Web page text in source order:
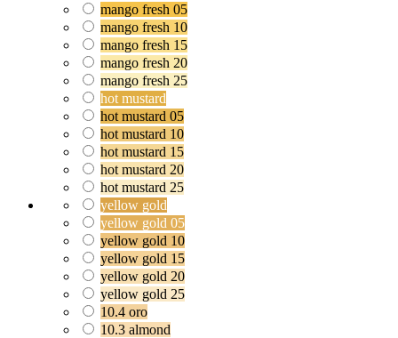
mango fresh 05
mango fresh 10
mango fresh 15
mango fresh 20
mango fresh 25
hot mustard
hot mustard 05
hot mustard 10
hot mustard 15
hot mustard 20
hot mustard 25
yellow gold
yellow gold 05
yellow gold 10
yellow gold 15
yellow gold 20
yellow gold 25
10.4 oro
10.3 almond